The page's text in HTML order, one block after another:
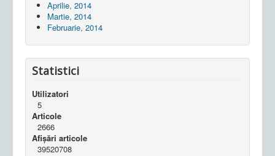
Aprilie, 2014
Martie, 2014
Februarie, 2014
Statistici
Utilizatori
5
Articole
2666
Afișări articole
39520708